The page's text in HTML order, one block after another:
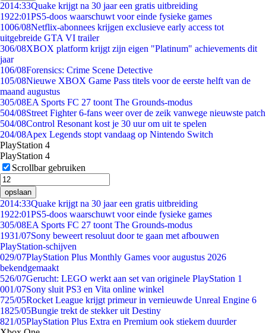
2014:33Quake krijgt na 30 jaar een gratis uitbreiding
1922:01PS5-doos waarschuwt voor einde fysieke games
1006/08Netflix-abonnees krijgen exclusieve early access tot
uitgebreide GTA VI trailer
306/08XBOX platform krijgt zijn eigen "Platinum" achievements dit
jaar
106/08Forensics: Crime Scene Detective
105/08Nieuwe XBOX Game Pass titels voor de eerste helft van de
maand augustus
305/08EA Sports FC 27 toont The Grounds-modus
504/08Street Fighter 6-fans weer over de zeik vanwege nieuwste patch
504/08Control Resonant kost je 30 uur om uit te spelen
204/08Apex Legends stopt vandaag op Nintendo Switch
PlayStation 4
PlayStation 4
Scrollbar gebruiken
opslaan
2014:33Quake krijgt na 30 jaar een gratis uitbreiding
1922:01PS5-doos waarschuwt voor einde fysieke games
305/08EA Sports FC 27 toont The Grounds-modus
1931/07Sony beweert resoluut door te gaan met afbouwen
PlayStation-schijven
029/07PlayStation Plus Monthly Games voor augustus 2026
bekendgemaakt
526/07Gerucht: LEGO werkt aan set van originele PlayStation 1
001/07Sony sluit PS3 en Vita online winkel
725/05Rocket League krijgt primeur in vernieuwde Unreal Engine 6
1825/05Bungie trekt de stekker uit Destiny
821/05PlayStation Plus Extra en Premium ook stiekem duurder